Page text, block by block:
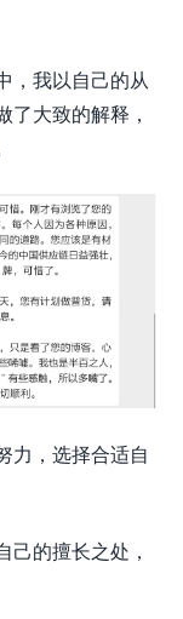
，我以自己的从
大致的解释，
力，选择合适自
的擅长之处，